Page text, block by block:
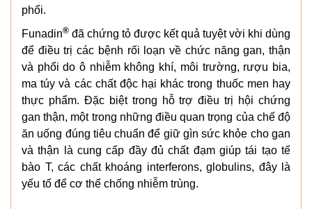
phổi.
Funadin® đã chứng tỏ được kết quả tuyệt vời khi dùng
để điều trị các bệnh rối loạn về chức năng gan, thận
và phổi do ô nhiễm không khí, môi trường, rượu bia,
ma túy và các chất độc hại khác trong thuốc men hay
thực phẩm. Đặc biệt trong hỗ trợ điều trị hội chứng
gan thận, một trong những điều quan trọng của chế độ
ăn uống đúng tiêu chuẩn để giữ gìn sức khỏe cho gan
và thận là cung cấp đầy đủ chất đạm giúp tái tạo tế
bào T, các chất khoáng interferons, globulins, đây là
yếu tố để cơ thể chống nhiễm trùng.